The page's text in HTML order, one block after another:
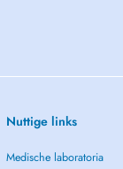
Nuttige links
Medische laboratoria